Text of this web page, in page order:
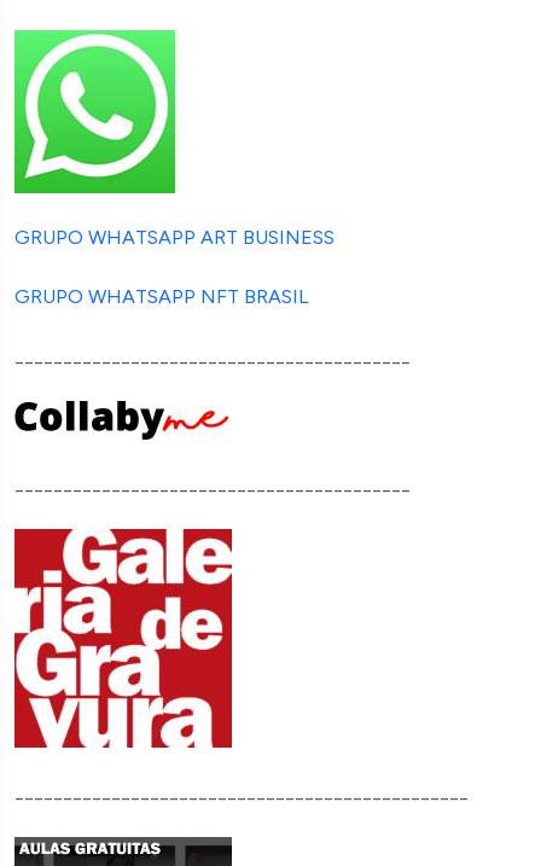
GRUPO WHATSAPP ART BUSINESS
GRUPO WHATSAPP NFT BRASIL